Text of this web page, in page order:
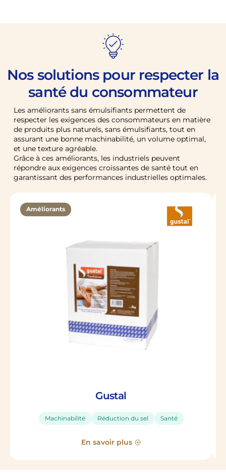
Nos solutions pour respecter la
santé du consommateur
Les améliorants sans émulsifiants permettent de
respecter les exigences des consommateurs en matière
de produits plus naturels, sans émulsifiants, tout en
assurant une bonne machinabilité, un volume optimal,
et une texture agréable.
Grâce à ces améliorants, les industriels peuvent
répondre aux exigences croissantes de santé tout en
garantissant des performances industrielles optimales.
Améliorants
Gustal
Machinabilité Réduction du sel Santé
En savoir plus